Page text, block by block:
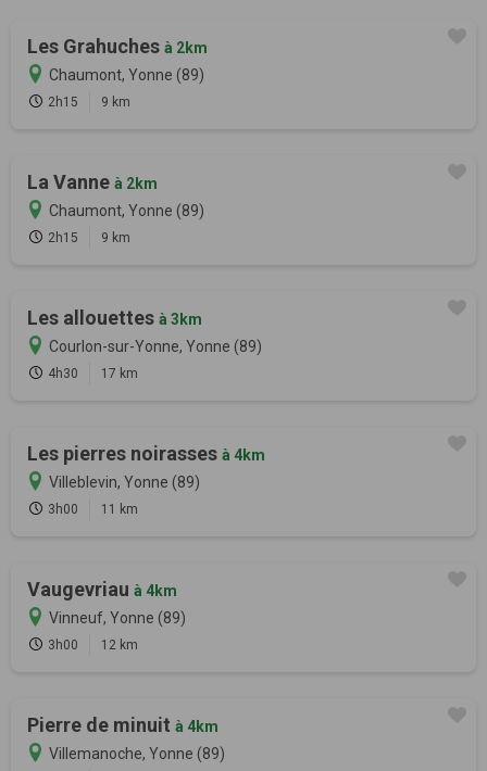
Les Grahuches à 2km
Chaumont, Yonne (89)
2h15 9 km
La Vanne à 2km
Chaumont, Yonne (89)
2h15 9 km
Les allouettes à 3km
Courlon-sur-Yonne, Yonne (89)
4h30 17 km
Les pierres noirasses à 4km
Villeblevin, Yonne (89)
3h00 11 km
Vaugevriau à 4km
Vinneuf, Yonne (89)
3h00 12 km
Pierre de minuit à 4km
Villemanoche, Yonne (89)